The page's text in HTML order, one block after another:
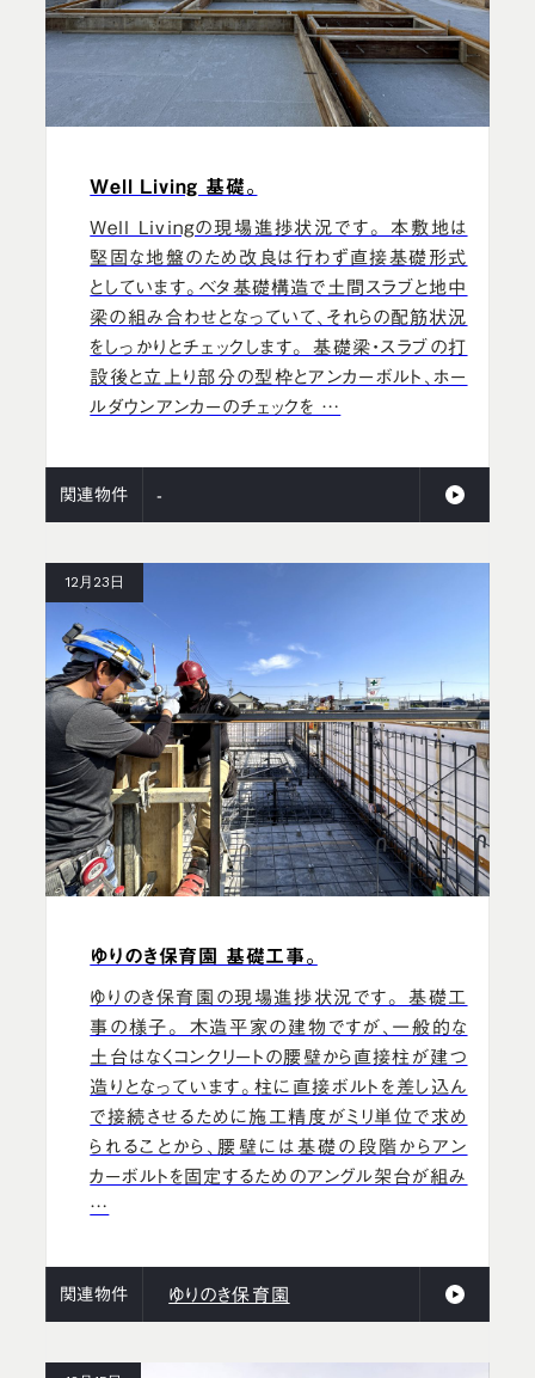
Well Living 基礎。
Well Livingの現場進捗状況です。 本敷地は
堅固な地盤のため改良は行わず直接基礎形式
としています。ベタ基礎構造で土間スラブと地中
梁の組み合わせとなっていて、それらの配筋状況
をしっかりとチェックします。 基礎梁・スラブの打
設後と立上り部分の型枠とアンカーボルト、ホー
ルダウンアンカーのチェックを …
関連物件 -
12月23日
ゆりのき保育園 基礎工事。
ゆりのき保育園の現場進捗状況です。 基礎工
事の様子。 木造平家の建物ですが、一般的な
土台はなくコンクリートの腰壁から直接柱が建つ
造りとなっています。柱に直接ボルトを差し込ん
で接続させるために施工精度がミリ単位で求め
られることから、腰壁には基礎の段階からアン
カーボルトを固定するためのアングル架台が組み
…
関連物件 ゆりのき保育園